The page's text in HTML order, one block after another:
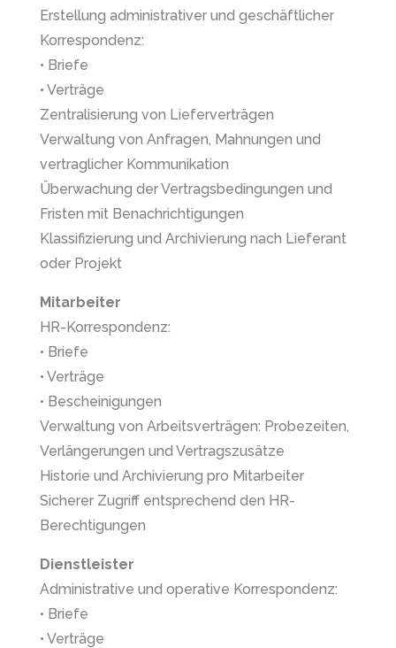
Erstellung administrativer und geschäftlicher
Korrespondenz:
• Briefe
• Verträge
Zentralisierung von Lieferverträgen
Verwaltung von Anfragen, Mahnungen und
vertraglicher Kommunikation
Überwachung der Vertragsbedingungen und
Fristen mit Benachrichtigungen
Klassifizierung und Archivierung nach Lieferant
oder Projekt
Mitarbeiter
HR-Korrespondenz:
• Briefe
• Verträge
• Bescheinigungen
Verwaltung von Arbeitsverträgen: Probezeiten,
Verlängerungen und Vertragszusätze
Historie und Archivierung pro Mitarbeiter
Sicherer Zugriff entsprechend den HR-
Berechtigungen
Dienstleister
Administrative und operative Korrespondenz:
• Briefe
• Verträge